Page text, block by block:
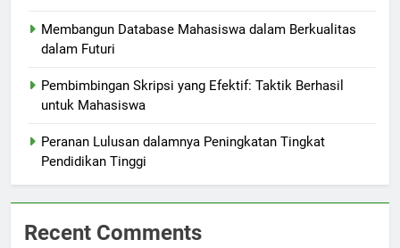
Membangun Database Mahasiswa dalam Berkualitas
dalam Futuri
Pembimbingan Skripsi yang Efektif: Taktik Berhasil
untuk Mahasiswa
Peranan Lulusan dalamnya Peningkatan Tingkat
Pendidikan Tinggi
Recent Comments